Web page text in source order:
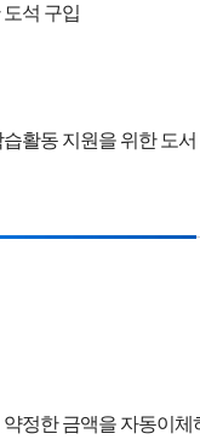
석 구입
활동 지원을 위한 도서
정한 금액을 자동이체